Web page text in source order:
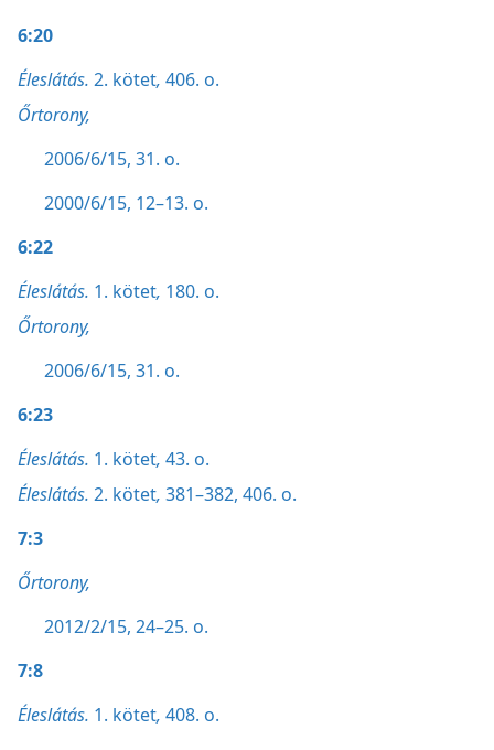
6:20
Éleslátás. 2. kötet, 406. o.
Őrtorony,
2006/6/15, 31. o.
2000/6/15, 12–13. o.
6:22
Éleslátás. 1. kötet, 180. o.
Őrtorony,
2006/6/15, 31. o.
6:23
Éleslátás. 1. kötet, 43. o.
Éleslátás. 2. kötet, 381–382, 406. o.
7:3
Őrtorony,
2012/2/15, 24–25. o.
7:8
Éleslátás. 1. kötet, 408. o.